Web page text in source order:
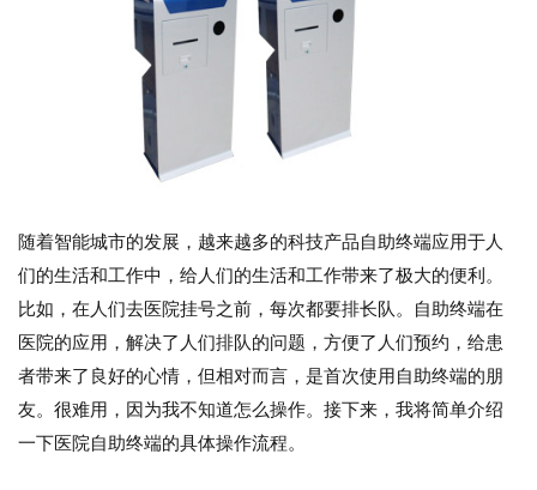
随着智能城市的发展，越来越多的科技产品自助终端应用于人
们的生活和工作中，给人们的生活和工作带来了极大的便利。
比如，在人们去医院挂号之前，每次都要排长队。自助终端在
医院的应用，解决了人们排队的问题，方便了人们预约，给患
者带来了良好的心情，但相对而言，是首次使用自助终端的朋
友。很难用，因为我不知道怎么操作。接下来，我将简单介绍
一下医院自助终端的具体操作流程。